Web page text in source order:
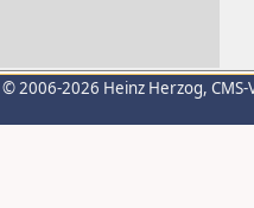
© 2006-2026 Heinz Herzog,